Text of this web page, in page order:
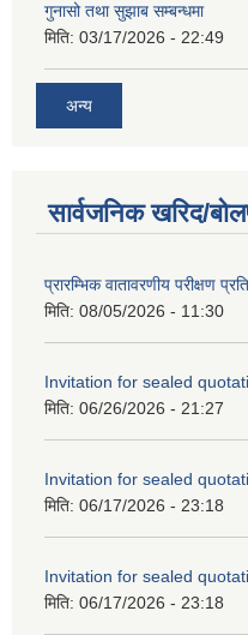
गुनासो तथा सुझाब सम्बन्धमा
मिति: 03/17/2026 - 22:49
अन्य
सार्वजनिक खरिद/
प्रारम्भिक वातावरणीय परीक्षण
मिति: 08/05/2026 - 11:30
Invitation for sealed
मिति: 06/26/2026 - 21:27
Invitation for sealed
मिति: 06/17/2026 - 23:18
Invitation for sealed
मिति: 06/17/2026 - 23:18